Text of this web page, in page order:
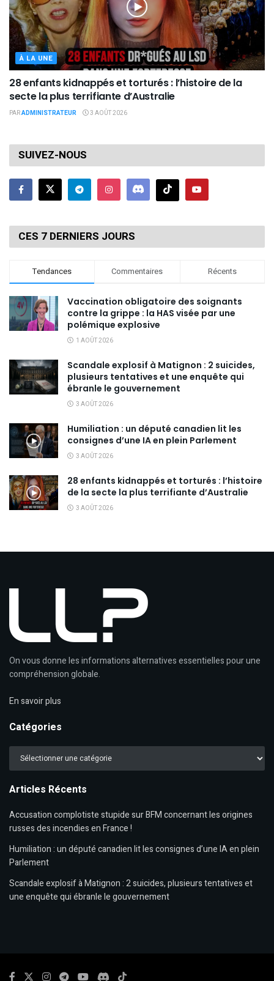
À LA UNE
28 enfants kidnappés et torturés : l’histoire de la
secte la plus terrifiante d’Australie
PARADMINISTRATEUR 3 AOÛT 2026
SUIVEZ-NOUS
CES 7 DERNIERS JOURS
Tendances Commentaires Récents
Vaccination obligatoire des soignants
contre la grippe : la HAS visée par une
polémique explosive
1 AOÛT 2026
Scandale explosif à Matignon : 2 suicides,
plusieurs tentatives et une enquête qui
ébranle le gouvernement
3 AOÛT 2026
Humiliation : un député canadien lit les
consignes d’une IA en plein Parlement
3 AOÛT 2026
28 enfants kidnappés et torturés : l’histoire
de la secte la plus terrifiante d’Australie
3 AOÛT 2026
On vous donne les informations alternatives essentielles pour une
compréhension globale.
En savoir plus
Catégories
Catégories
Articles Récents
Accusation complotiste stupide sur BFM concernant les origines
russes des incendies en France !
Humiliation : un député canadien lit les consignes d’une IA en plein
Parlement
Scandale explosif à Matignon : 2 suicides, plusieurs tentatives et
une enquête qui ébranle le gouvernement